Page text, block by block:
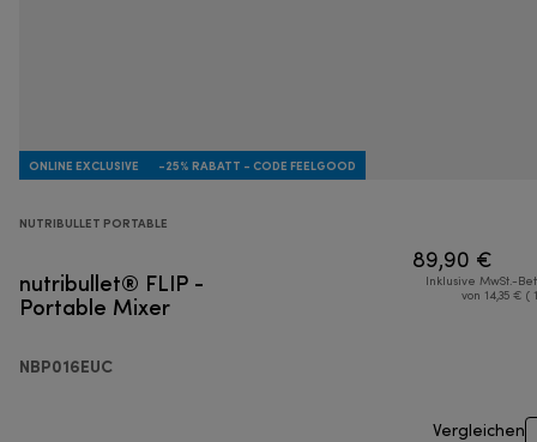
ONLINE EXCLUSIVE -25% RABATT - CODE FEELGOOD
NUTRIBULLET PORTABLE
nutribullet® FLIP -
Portable Mixer
NBP016EUC
89,90 €
Inklusive MwSt.-
von 14,35 € (
Vergleichen